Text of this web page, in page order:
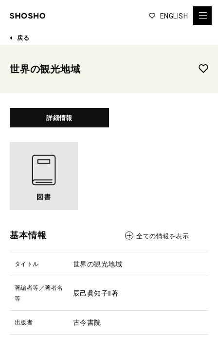
ENGLISH
戻る
世界の観光地域
詳細情報
基本情報 全ての情報を表示
タイトル 世界の観光地域
著編者等／著者名
等
辰己眞知子‖著
出版者 古今書院